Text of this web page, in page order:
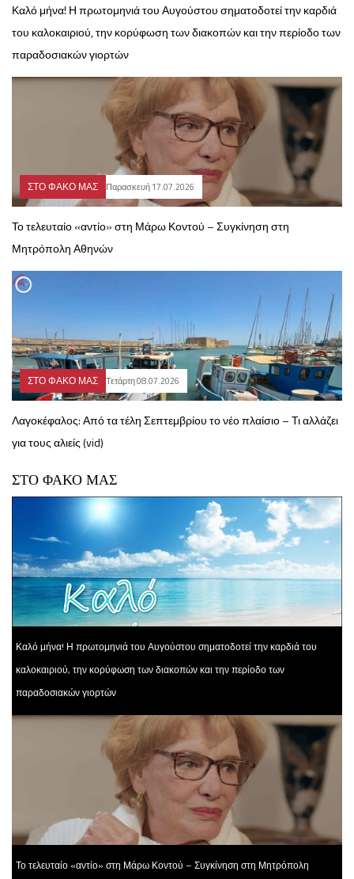
Καλό μήνα! Η πρωτομηνιά του Αυγούστου σηματοδοτεί την καρδιά
του καλοκαιριού, την κορύφωση των διακοπών και την περίοδο των
παραδοσιακών γιορτών
ΣΤΟ ΦΑΚΟ ΜΑΣ Παρασκευή 17.07.2026
Το τελευταίο «αντίο» στη Μάρω Κοντού – Συγκίνηση στη
Μητρόπολη Αθηνών
ΣΤΟ ΦΑΚΟ ΜΑΣ Τετάρτη 08.07.2026
Λαγοκέφαλος: Από τα τέλη Σεπτεμβρίου το νέο πλαίσιο – Τι αλλάζει
για τους αλιείς (vid)
ΣΤΟ ΦΑΚΟ ΜΑΣ
Καλό μήνα! Η πρωτομηνιά του Αυγούστου σηματοδοτεί την καρδιά του
καλοκαιριού, την κορύφωση των διακοπών και την περίοδο των
παραδοσιακών γιορτών
Το τελευταίο «αντίο» στη Μάρω Κοντού – Συγκίνηση στη Μητρόπολη